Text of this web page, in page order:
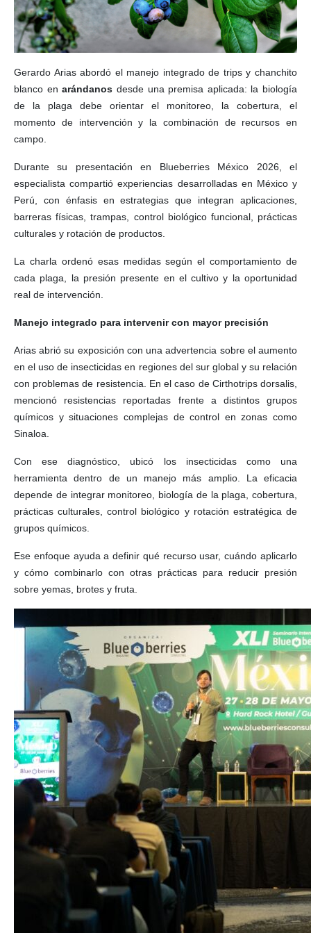
Gerardo Arias abordó el manejo integrado de trips y chanchito
blanco enarándanos desde una premisa aplicada: la biología
de la plaga debe orientar el monitoreo, la cobertura, el
momento de intervención y la combinación de recursos en
campo.
Durante su presentación en Blueberries México 2026, el
especialista compartió experiencias desarrolladas en México y
Perú, con énfasis en estrategias que integran aplicaciones,
barreras físicas, trampas, control biológico funcional, prácticas
culturales y rotación de productos.
La charla ordenó esas medidas según el comportamiento de
cada plaga, la presión presente en el cultivo y la oportunidad
real de intervención.
Manejo integrado para intervenir con mayor precisión
Arias abrió su exposición con una advertencia sobre el aumento
en el uso de insecticidas en regiones del sur global y su relación
con problemas de resistencia. En el caso de Cirthotrips dorsalis,
mencionó resistencias reportadas frente a distintos grupos
químicos y situaciones complejas de control en zonas como
Sinaloa.
Con ese diagnóstico, ubicó los insecticidas como una
herramienta dentro de un manejo más amplio. La eficacia
depende de integrar monitoreo, biología de la plaga, cobertura,
prácticas culturales, control biológico y rotación estratégica de
grupos químicos.
Ese enfoque ayuda a definir qué recurso usar, cuándo aplicarlo
y cómo combinarlo con otras prácticas para reducir presión
sobre yemas, brotes y fruta.